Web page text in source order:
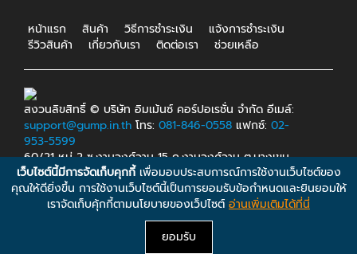
หน้าแรก สินค้า วิธีการชำระเงิน
แจ้งการชำระเงิน
รีวิวสินค้า
เกี่ยวกับเรา ติดต่อเรา ช่วยเหลือ
สงวนลิขสิทธิ์ © บริษัท อิมเม้นซ์ คอร์ปอเรชั่น จำกัด อีเมล์:
support@gump.in.th โทร: 081-846-0558 แฟกซ์: 02-
953-5599
60/21 หมู่ 2 ซ.งามวงศ์วาน 15 ถ.งามวงศ์วาน ต.บางเขน
อ.เมือง จ.นนทบุรี 11000.
เว็บไซต์นี้มีการจัดเก็บคุกกี้เพื่อมอบประสบการณ์การใช้งานเว็บไซต์ของ
คุณให้ดียิ่งขึ้น การใช้งานเว็บไซต์นี้เป็นการยอมรับข้อกำหนดและยินยอมให้
เราจัดเก็บคุ้กกี้ตามนโยบายของเว็ปไซต์ อ่านเพิ่มเติมได้ที่นี่
ยอมรับ